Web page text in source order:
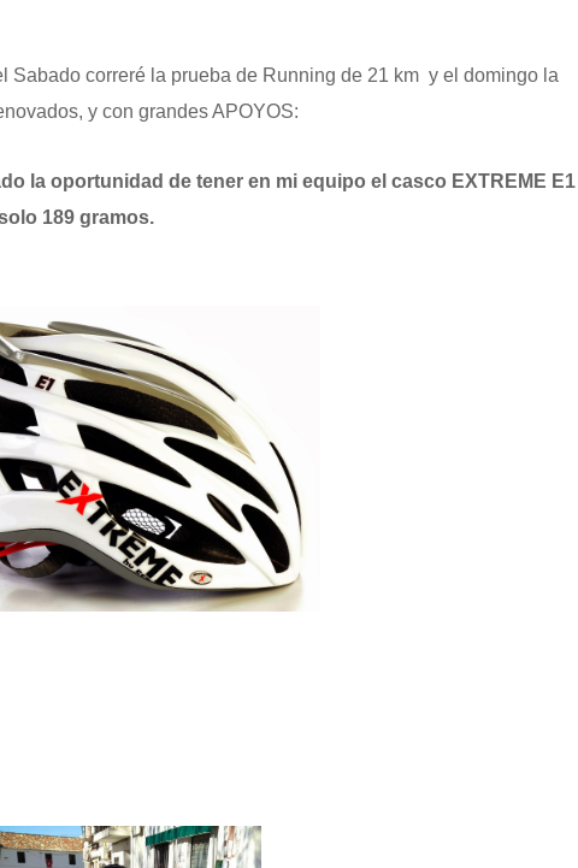
Sabado correré la prueba de Running de 21 km y el domingo la
y con grandes APOYOS:
la oportunidad de tener en mi equipo el casco EXTREME E1
189 gramos.